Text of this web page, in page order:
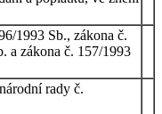
1993 Sb., zákona č.
a zákona č. 157/1993
rady č.